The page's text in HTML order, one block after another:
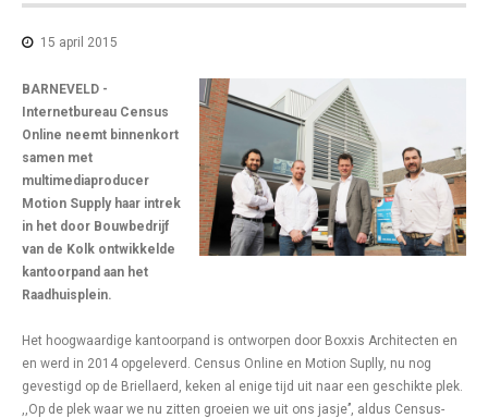
15 april 2015
BARNEVELD -
Internetbureau Census
Online neemt binnenkort
samen met
multimediaproducer
Motion Supply haar intrek
in het door Bouwbedrijf
van de Kolk ontwikkelde
kantoorpand aan het
Raadhuisplein.
Het hoogwaardige kantoorpand is ontworpen door Boxxis Architecten en
en werd in 2014 opgeleverd. Census Online en Motion Suplly, nu nog
gevestigd op de Briellaerd, keken al enige tijd uit naar een geschikte plek.
,,Op de plek waar we nu zitten groeien we uit ons jasje’’, aldus Census-